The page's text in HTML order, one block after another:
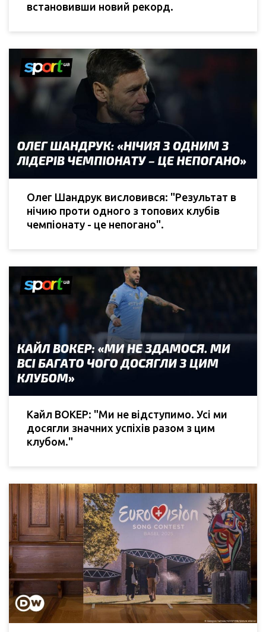
встановивши новий рекорд.
Олег Шандрук висловився: "Результат в
нічию проти одного з топових клубів
чемпіонату - це непогано".
Кайл ВОКЕР: "Ми не відступимо. Усі ми
досягли значних успіхів разом з цим
клубом."